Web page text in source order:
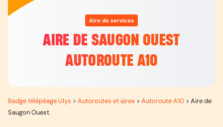
Aire de services
AIRE DE SAUGON OUEST
AUTOROUTE A10
Badge télépéage Ulys > Autoroutes et aires > Autoroute A10 > Aire de
Saugon Ouest